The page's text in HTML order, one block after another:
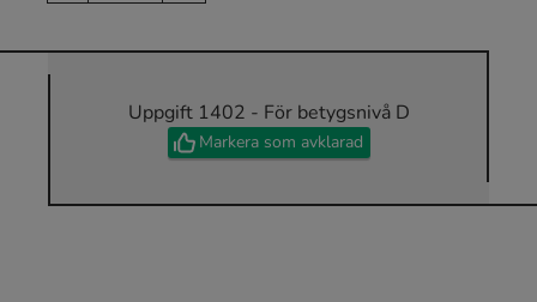
Uppgift 1402 - För betygsnivå D
Markera som avklarad